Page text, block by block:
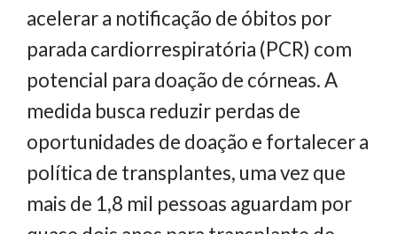
acelerar a notificação de óbitos por
parada cardiorrespiratória (PCR) com
potencial para doação de córneas. A
medida busca reduzir perdas de
oportunidades de doação e fortalecer a
política de transplantes, uma vez que
mais de 1,8 mil pessoas aguardam por